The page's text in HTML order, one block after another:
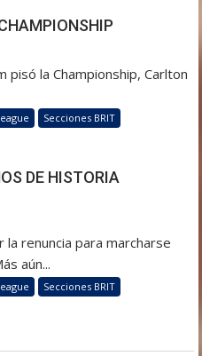
pisó la Championship, Carlton
Secciones BRIT
DE HISTORIA
renuncia para marcharse
aún...
Secciones BRIT